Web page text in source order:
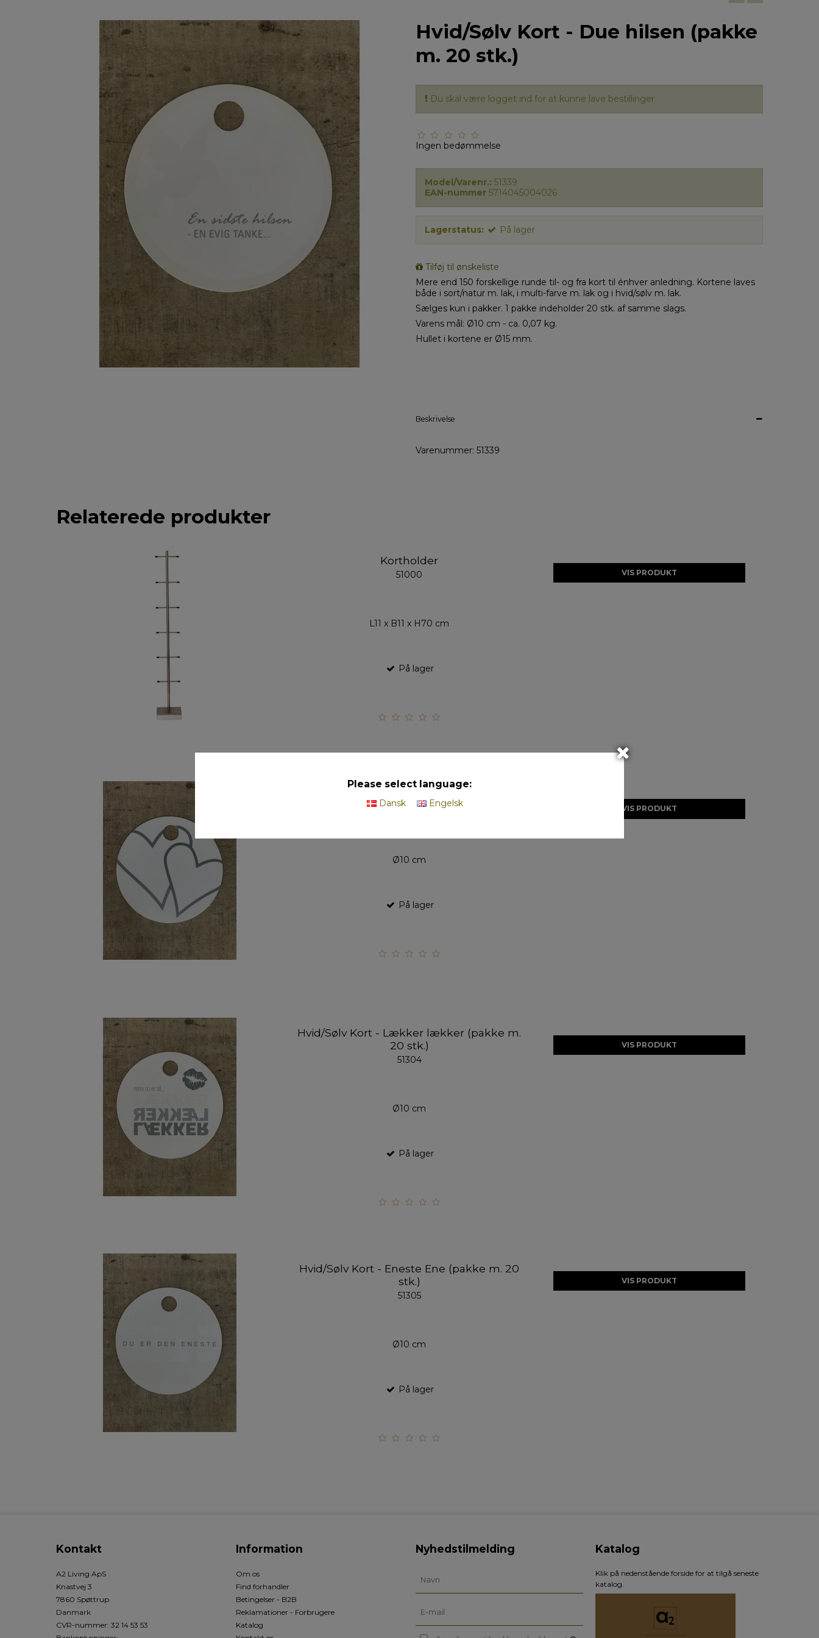
Hvid/Sølv Kort - Due hilsen (pakke
m. 20 stk.)
Du skal være logget ind for at kunne lave bestillinger
Ingen bedømmelse
Model/Varenr.: 51339
EAN-nummer 5714045004026
Lagerstatus: På lager
Tilføj til ønskeliste
Mere end 150 forskellige runde til- og fra kort til énhver anledning. Kortene laves
både i sort/natur m. lak, i multi-farve m. lak og i hvid/sølv m. lak.
Sælges kun i pakker. 1 pakke indeholder 20 stk. af samme slags.
Varens mål: Ø10 cm - ca. 0,07 kg.
Hullet i kortene er Ø15 mm.
Beskrivelse
Varenummer: 51339
Relaterede produkter
Kortholder
51000
L11 x B11 x H70 cm
På lager
VIS PRODUKT
Hvid/Sølv Kort - Hearts (pakke m. 20 stk.)
Ø10 cm
På lager
VIS PRODUKT
Hvid/Sølv Kort - Lækker lækker (pakke m.
20 stk.)
51304
Ø10 cm
På lager
VIS PRODUKT
Hvid/Sølv Kort - Eneste Ene (pakke m. 20
stk.)
51305
Ø10 cm
På lager
VIS PRODUKT
Kontakt
A2 Living ApS
Knastvej 3
7860 Spøttrup
Danmark
CVR-nummer: 32 14 53 53
Information
Om os
Find forhandler
Betingelser - B2B
Reklamationer - Forbrugere
Katalog
Nyhedstilmelding Katalog
Klik på nedenstående forside for at tilgå seneste
katalog.
Please select language:
Dansk Engelsk